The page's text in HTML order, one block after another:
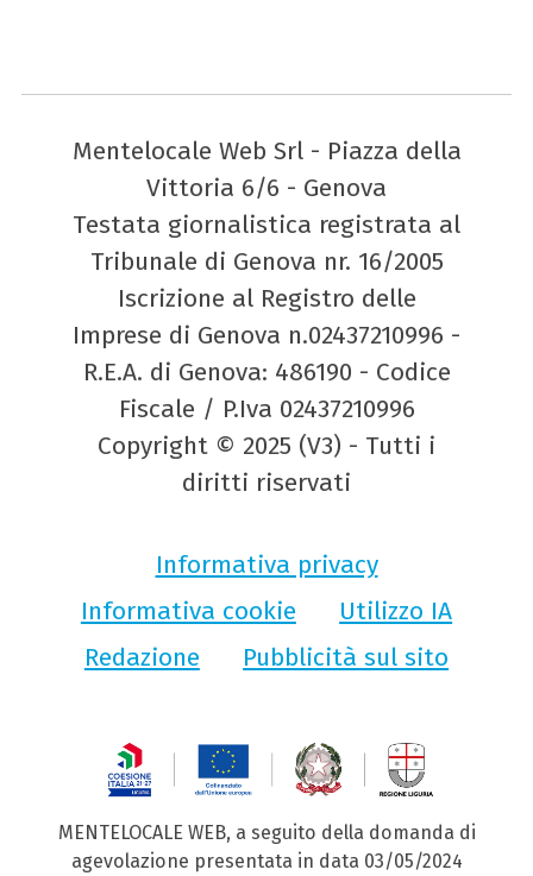
Mentelocale Web Srl - Piazza della
Vittoria 6/6 - Genova
Testata giornalistica registrata al
Tribunale di Genova nr. 16/2005
Iscrizione al Registro delle
Imprese di Genova n.02437210996 -
R.E.A. di Genova: 486190 - Codice
Fiscale / P.Iva 02437210996
Copyright © 2025 (V3) - Tutti i
diritti riservati
Informativa privacy
Informativa cookie
Utilizzo IA
Redazione
Pubblicità sul sito
MENTELOCALE WEB, a seguito della domanda di
agevolazione presentata in data 03/05/2024